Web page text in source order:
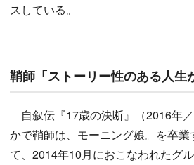
スしている。
鞘師「ストーリー性のある人生
自叙伝『17歳の決断』（2016年
かで鞘師は、モーニング娘。を卒
て、2014年10月におこなわれたグ